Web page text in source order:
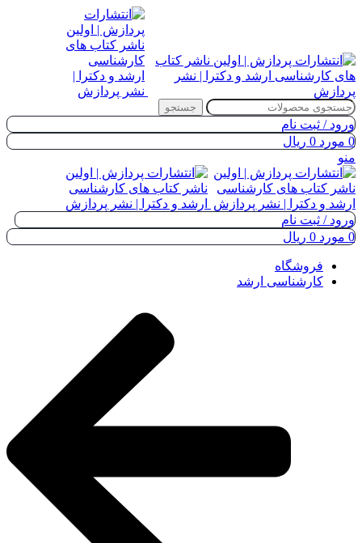
جستجو
ورود / ثبت نام
0 مورد 0 ریال
منو
ورود / ثبت نام
0 مورد 0 ریال
فروشگاه
کارشناسی ارشد